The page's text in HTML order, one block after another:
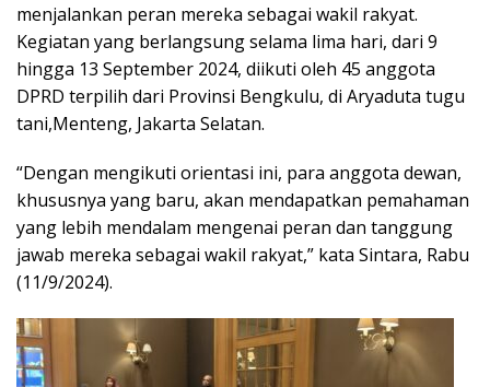
menjalankan peran mereka sebagai wakil rakyat.
Kegiatan yang berlangsung selama lima hari, dari 9
hingga 13 September 2024, diikuti oleh 45 anggota
DPRD terpilih dari Provinsi Bengkulu, di Aryaduta tugu
tani,Menteng, Jakarta Selatan.
“Dengan mengikuti orientasi ini, para anggota dewan,
khususnya yang baru, akan mendapatkan pemahaman
yang lebih mendalam mengenai peran dan tanggung
jawab mereka sebagai wakil rakyat,” kata Sintara, Rabu
(11/9/2024).